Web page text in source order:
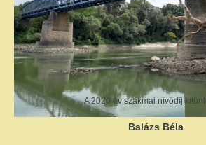
A 2020 év szakmai nívódíj
Balázs Béla